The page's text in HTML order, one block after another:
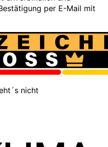
per E-Mail mit
nicht